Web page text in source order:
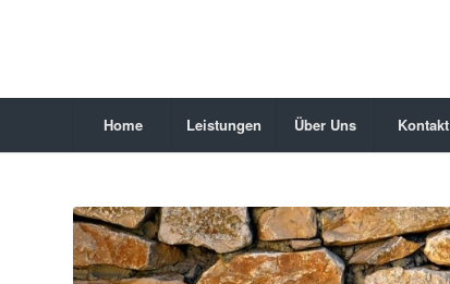
Home Leistungen Über Uns Kontakt